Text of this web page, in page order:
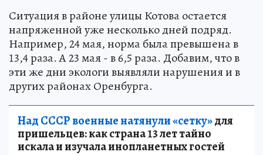
Ситуация в районе улицы Котова остается
напряженной уже несколько дней подряд.
Например, 24 мая, норма была превышена в
13,4 раза. А 23 мая - в 6,5 раза. Добавим, что в
эти же дни экологи выявляли нарушения и в
других районах Оренбурга.
Над СССР военные натянули «сетку»для
пришельцев: как страна 13 лет тайно
искала и изучала инопланетных гостей